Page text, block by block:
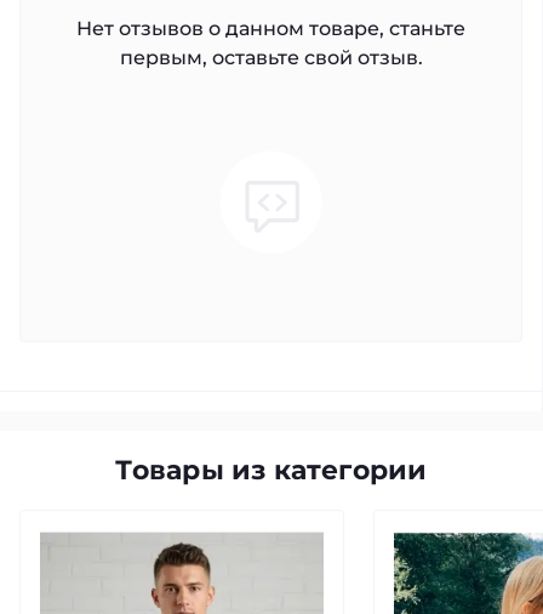
Нет отзывов о данном товаре, станьте
первым, оставьте свой отзыв.
Товары из категории